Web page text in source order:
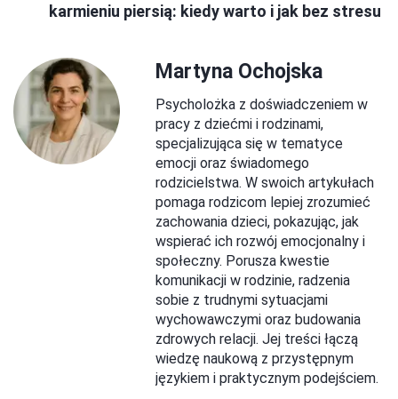
karmieniu piersią: kiedy warto i jak bez stresu
Martyna Ochojska
Psycholożka z doświadczeniem w
pracy z dziećmi i rodzinami,
specjalizująca się w tematyce
emocji oraz świadomego
rodzicielstwa. W swoich artykułach
pomaga rodzicom lepiej zrozumieć
zachowania dzieci, pokazując, jak
wspierać ich rozwój emocjonalny i
społeczny. Porusza kwestie
komunikacji w rodzinie, radzenia
sobie z trudnymi sytuacjami
wychowawczymi oraz budowania
zdrowych relacji. Jej treści łączą
wiedzę naukową z przystępnym
językiem i praktycznym podejściem.